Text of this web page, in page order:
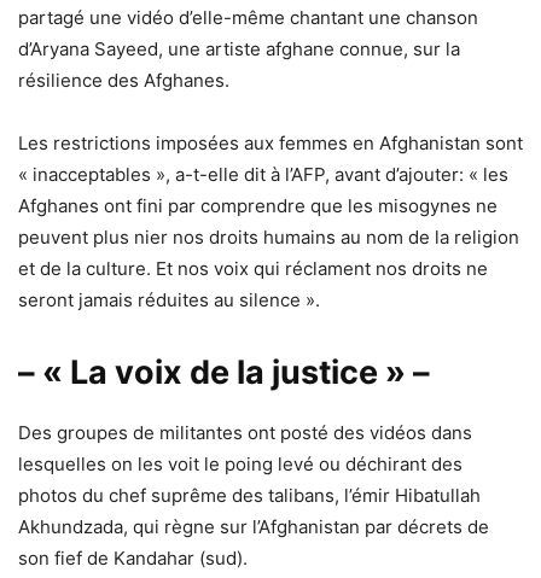
partagé une vidéo d’elle-même chantant une chanson
d’Aryana Sayeed, une artiste afghane connue, sur la
résilience des Afghanes.
Les restrictions imposées aux femmes en Afghanistan sont
« inacceptables », a-t-elle dit à l’AFP, avant d’ajouter: « les
Afghanes ont fini par comprendre que les misogynes ne
peuvent plus nier nos droits humains au nom de la religion
et de la culture. Et nos voix qui réclament nos droits ne
seront jamais réduites au silence ».
– « La voix de la justice » –
Des groupes de militantes ont posté des vidéos dans
lesquelles on les voit le poing levé ou déchirant des
photos du chef suprême des talibans, l’émir Hibatullah
Akhundzada, qui règne sur l’Afghanistan par décrets de
son fief de Kandahar (sud).